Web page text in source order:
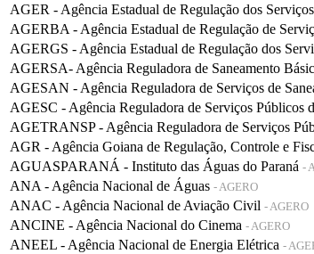
AGER - Agência Estadual de Regulação dos
AGERBA - Agência Estadual de Regulação de
AGERGS - Agência Estadual de Regulação dos
AGERSA- Agência Reguladora de Saneamento
AGESAN - Agência Reguladora de Serviços de
AGESC - Agência Reguladora de Serviços Públicos
AGETRANSP - Agência Reguladora de Serviços
AGR - Agência Goiana de Regulação, Controle e
AGUASPARANÁ - Instituto das Águas do Paraná -
ANA - Agência Nacional de Águas - AGERO
ANAC - Agência Nacional de Aviação Civil - AGERO
ANCINE - Agência Nacional do Cinema - AGERO
ANEEL - Agência Nacional de Energia Elétrica -